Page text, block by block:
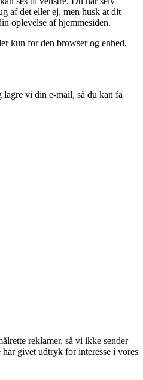
af det eller ej, men husk at dit
oplevelse af hjemmesiden.
kun for den browser og enhed,
vi din e-mail, så du kan få
reklamer, så vi ikke sender
givet udtryk for interesse i vores